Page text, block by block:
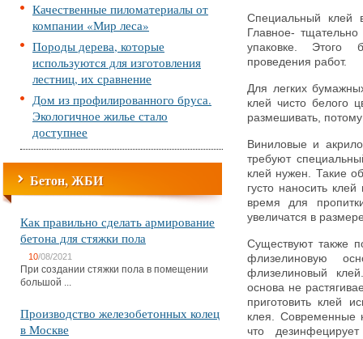
Качественные пиломатериалы от
компании «Мир леса»
Породы дерева, которые
используются для изготовления
лестниц, их сравнение
Дом из профилированного бруса.
Экологичное жилье стало
доступнее
Бетон, ЖБИ
Как правильно сделать армирование
бетона для стяжки пола
10/08/2021
При создании стяжки пола в помещении
большой ...
Производство железобетонных колец
в Москве
Специальный клей
Главное-
упаковке. Этого
проведения работ.
Для легких
клей чисто белого
размешивать,
Виниловые и
требуют
клей нужен. Такие
густо наносить
время для
увеличатся в
Существуют также
флизелиновую
флизелиновый
основа не
приготовить клей
клея. Современные
что